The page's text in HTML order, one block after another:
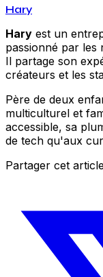
Hary
Hary est un
passionné par les
Il partage son
créateurs et les
Père de deux
multiculturel et
accessible, sa
de tech qu'aux
Partager cet